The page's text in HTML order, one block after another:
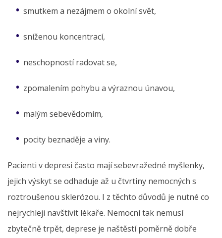
smutkem a nezájmem o okolní svět,
sníženou koncentrací,
neschopností radovat se,
zpomalením pohybu a výraznou únavou,
malým sebevědomím,
pocity beznaděje a viny.
Pacienti v depresi často mají sebevražedné myšlenky,
jejich výskyt se odhaduje až u čtvrtiny nemocných s
roztroušenou sklerózou. I z těchto důvodů je nutné co
nejrychleji navštívit lékaře. Nemocní tak nemusí
zbytečně trpět, deprese je naštěstí poměrně dobře